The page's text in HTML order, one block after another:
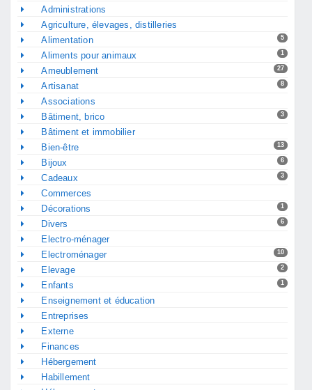
Administrations
Agriculture, élevages, distilleries
5
Alimentation
1
Aliments pour animaux
27
Ameublement
8
Artisanat
Associations
3
Bâtiment, brico
Bâtiment et immobilier
13
Bien-être
6
Bijoux
3
Cadeaux
Commerces
1
Décorations
6
Divers
Electro-ménager
10
Electroménager
2
Elevage
1
Enfants
Enseignement et éducation
Entreprises
Externe
Finances
Hébergement
Habillement